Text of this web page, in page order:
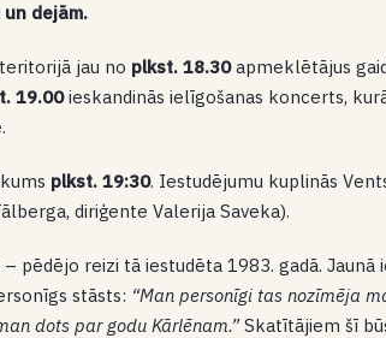
dejām.
jau no plkst. 18.30apmeklētājus
19.00ieskandinās ielīgošanas koncerts,
plkst. 19:30. Iestudējumu kuplinās
diriģente Valerija Saveka).
pēdējo reizi tā iestudēta 1983. gadā. Jaunā
stāsts: “Man personīgi tas nozīmēja
dots par godu Kārlēnam.”Skatītājiem šī